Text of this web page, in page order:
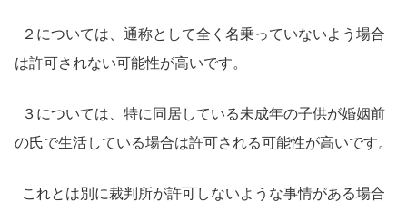
２については、通称として全く名乗っていないよう場合
は許可されない可能性が高いです。
３については、特に同居している未成年の子供が婚姻前
の氏で生活している場合は許可される可能性が高いです。
これとは別に裁判所が許可しないような事情がある場合